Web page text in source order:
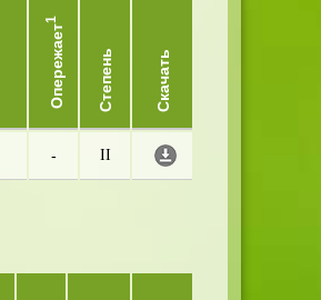
Опережает
1
Степень Скачать
- II